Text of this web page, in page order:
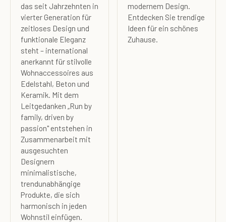
das seit Jahrzehnten in
vierter Generation für
zeitloses Design und
funktionale Eleganz
steht – international
anerkannt für stilvolle
Wohnaccessoires aus
Edelstahl, Beton und
Keramik. Mit dem
Leitgedanken „Run by
family, driven by
passion" entstehen in
Zusammenarbeit mit
ausgesuchten
Designern
minimalistische,
trendunabhängige
Produkte, die sich
harmonisch in jeden
Wohnstil einfügen.
modernem Design.
Entdecken Sie trendige
Ideen für ein schönes
Zuhause.